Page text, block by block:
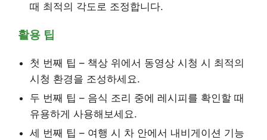
때 최적의 각도로 조정합니다.
활용 팁
첫 번째 팁 – 책상 위에서 동영상 시청 시 최적의
시청 환경을 조성하세요.
두 번째 팁 – 음식 조리 중에 레시피를 확인할 때
유용하게 사용해보세요.
세 번째 팁 – 여행 시 차 안에서 내비게이션 기능